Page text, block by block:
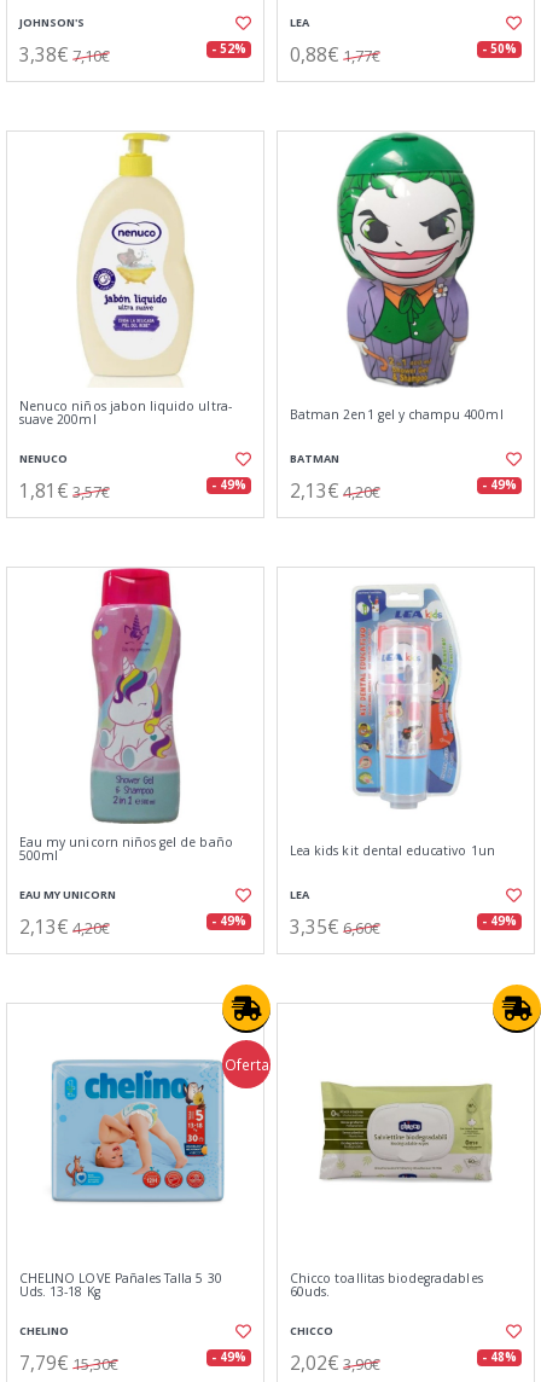
JOHNSON'S
3,38€ 7,10€ - 52%
LEA
0,88€ 1,77€ - 50%
Nenuco niños jabon liquido ultra-
suave 200ml
NENUCO
1,81€ 3,57€ - 49%
Batman 2en1 gel y champu 400ml
BATMAN
2,13€ 4,20€ - 49%
Eau my unicorn niños gel de baño
500ml
EAU MY UNICORN
2,13€ 4,20€ - 49%
Lea kids kit dental educativo 1un
LEA
3,35€ 6,60€ - 49%
Oferta
CHELINO LOVE Pañales Talla 5 30
Uds. 13-18 Kg
CHELINO
7,79€ 15,30€ - 49%
Chicco toallitas biodegradables
60uds.
CHICCO
2,02€ 3,90€ - 48%